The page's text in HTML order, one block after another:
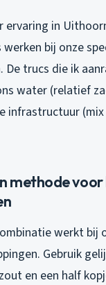
ervaring in
bij onze
De trucs die ik
water (relatief
infrastructuur (mix
methode
werkt bij
Gebruik
en een half